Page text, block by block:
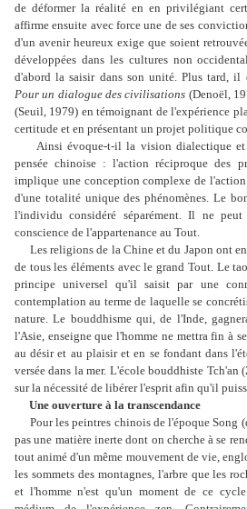
de déformer la réalité en en privilégiant
affirme ensuite avec force une de ses
d'un avenir heureux exige que soient
développées dans les cultures non
d'abord la saisir dans son unité. Plus tard, il
Pour un dialogue des civilisations (Denoël,
(Seuil, 1979) en témoignant de l'expérience
certitude et en présentant un projet politique
Ainsi évoque-t-il la vision dialectique
pensée chinoise : l'action réciproque des
implique une conception complexe de
d'une totalité unique des phénomènes. Le
l'individu considéré séparément. Il ne
conscience de l'appartenance au Tout.
Les religions de la Chine et du Japon ont
de tous les éléments avec le grand Tout. Le
principe universel qu'il saisit par une
contemplation au terme de laquelle se
nature. Le bouddhisme qui, de l'Inde,
l'Asie, enseigne que l'homme ne mettra fin à
au désir et au plaisir et en se fondant dans
versée dans la mer. L'école bouddhiste Tch'an
sur la nécessité de libérer l'esprit afin qu'il
Une ouverture à la transcendance
Pour les peintres chinois de l'époque Song
pas une matière inerte dont on cherche à se
tout animé d'un même mouvement de vie,
les sommets des montagnes, l'arbre que les
et l'homme n'est qu'un moment de ce